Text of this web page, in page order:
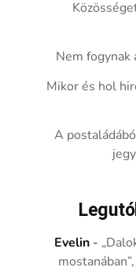
Nem fogynak
Mikor és hol
A
Evelin -